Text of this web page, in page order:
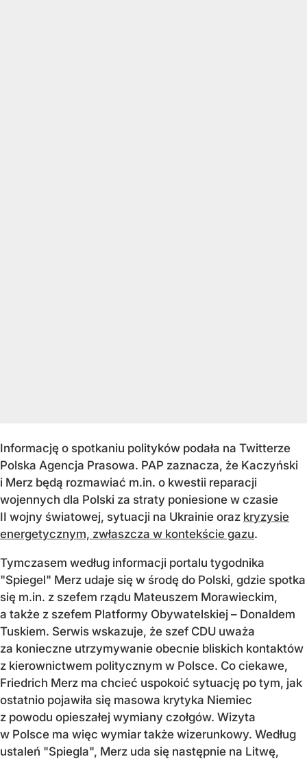
Informację o spotkaniu polityków podała na Twitterze
Polska Agencja Prasowa. PAP zaznacza, że Kaczyński
i Merz będą rozmawiać m.in. o kwestii reparacji
wojennych dla Polski za straty poniesione w czasie
II wojny światowej, sytuacji na Ukrainie oraz kryzysie
energetycznym, zwłaszcza w kontekście gazu.
Tymczasem według informacji portalu tygodnika
"Spiegel" Merz udaje się w środę do Polski, gdzie spotka
się m.in. z szefem rządu Mateuszem Morawieckim,
a także z szefem Platformy Obywatelskiej – Donaldem
Tuskiem. Serwis wskazuje, że szef CDU uważa
za konieczne utrzymywanie obecnie bliskich kontaktów
z kierownictwem politycznym w Polsce. Co ciekawe,
Friedrich Merz ma chcieć uspokoić sytuację po tym, jak
ostatnio pojawiła się masowa krytyka Niemiec
z powodu opieszałej wymiany czołgów. Wizyta
w Polsce ma więc wymiar także wizerunkowy. Według
ustaleń "Spiegla", Merz uda się następnie na Litwę,